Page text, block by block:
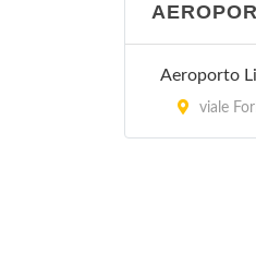
Aeroporto
viale